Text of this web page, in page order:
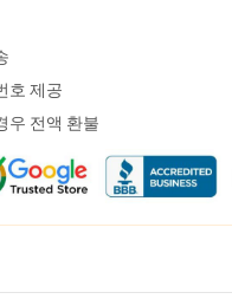
호 제공
우 전액 환불